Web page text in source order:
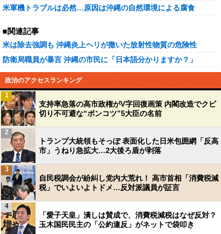
米軍機トラブルは必然…原因は沖縄の自然環境による腐食
■関連記事
米は除去強調も 沖縄炎上ヘリが撒いた放射性物質の危険性
防衛局職員が暴言 沖縄の市民に「日本語分かりますか？」
政治のアクセスランキング
支持率急落の高市政権がV字回復画策 内閣改造でクビ
切り不可避な“ポンコツ”5大臣の名前
1
トランプ大統領もそっぽ 表面化した日米包囲網「反高
市」うねり急拡大…2大後ろ盾が剥落
2
自民税調会が紛糾し党内大荒れ！ 高市首相「消費税減
税」でいよいよトドメ…反対派議員が証言
3
「愛子天皇」潰しは賛成で、消費税減税はなぜ反対？
玉木国民民主の「公約違反」がネットで袋叩き
4